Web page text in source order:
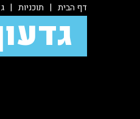
דף הבית | תוכניות |